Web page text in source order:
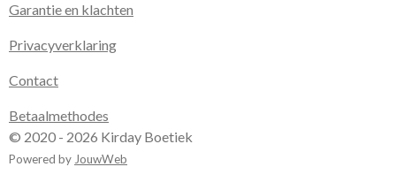
Garantie en klachten
Privacyverklaring
Contact
Betaalmethodes
© 2020 - 2026 Kirday Boetiek
Powered by JouwWeb